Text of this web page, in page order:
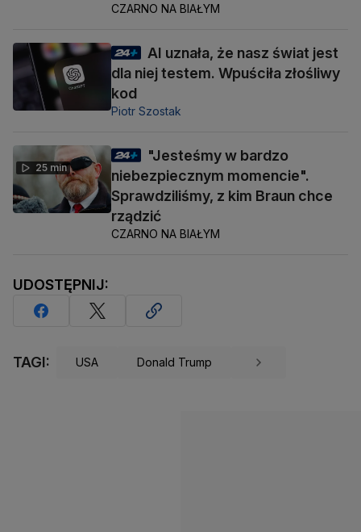
CZARNO NA BIAŁYM
AI uznała, że nasz świat jest
dla niej testem. Wpuściła złośliwy
kod
Piotr Szostak
25 min
"Jesteśmy w bardzo
niebezpiecznym momencie".
Sprawdziliśmy, z kim Braun chce
rządzić
CZARNO NA BIAŁYM
UDOSTĘPNIJ:
TAGI: USA Donald Trump